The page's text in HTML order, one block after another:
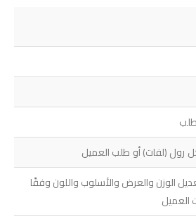
رول (لفات) أو طلب العميل
الوزن والعرض والأسلوب واللون وفقًا
العميل